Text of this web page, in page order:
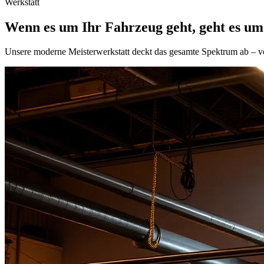
Wenn es um Ihr Fahrzeug geht, geht es
Unsere moderne Meisterwerkstatt deckt das gesamte Spektrum ab